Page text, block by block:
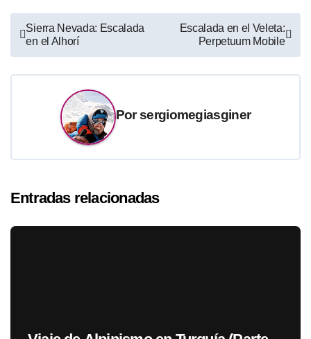
Navegación
de
entradas
Sierra Nevada: Escalada
en el Alhorí
Escalada en el Veleta:
Perpetuum Mobile
Porsergiomegiasginer
Entradas relacionadas